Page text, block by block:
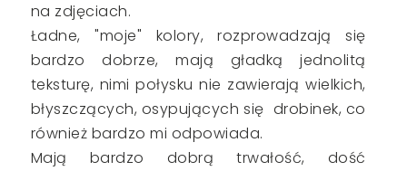
na zdjęciach.
Ładne, "moje" kolory, rozprowadzają się
bardzo dobrze, mają gładką jednolitą
teksturę, nimi połysku nie zawierają wielkich,
błyszczących, osypujących się drobinek, co
również bardzo mi odpowiada.
Mają bardzo dobrą trwałość, dość